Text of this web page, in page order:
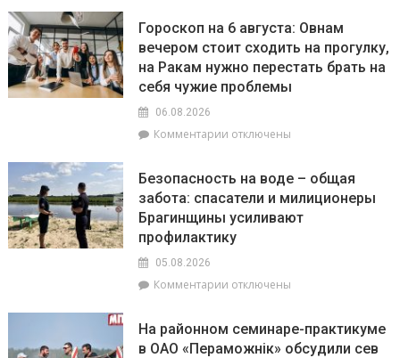
проводит
конкурс,
посвящённый
110-
милиции
Гороскоп на 6 августа: Овнам
вечером стоит сходить на прогулку,
на Ракам нужно перестать брать на
себя чужие проблемы
06.08.2026
Комментарии к
на
6
августа:
Овнам
сходить
на
Ракам
отключены
Безопасность на воде – общая
забота: спасатели и милиционеры
Брагинщины усиливают
профилактику
05.08.2026
Комментарии к
на
воде
отключены
На районном семинаре-практикуме
в ОАО «Пераможнік» обсудили сев